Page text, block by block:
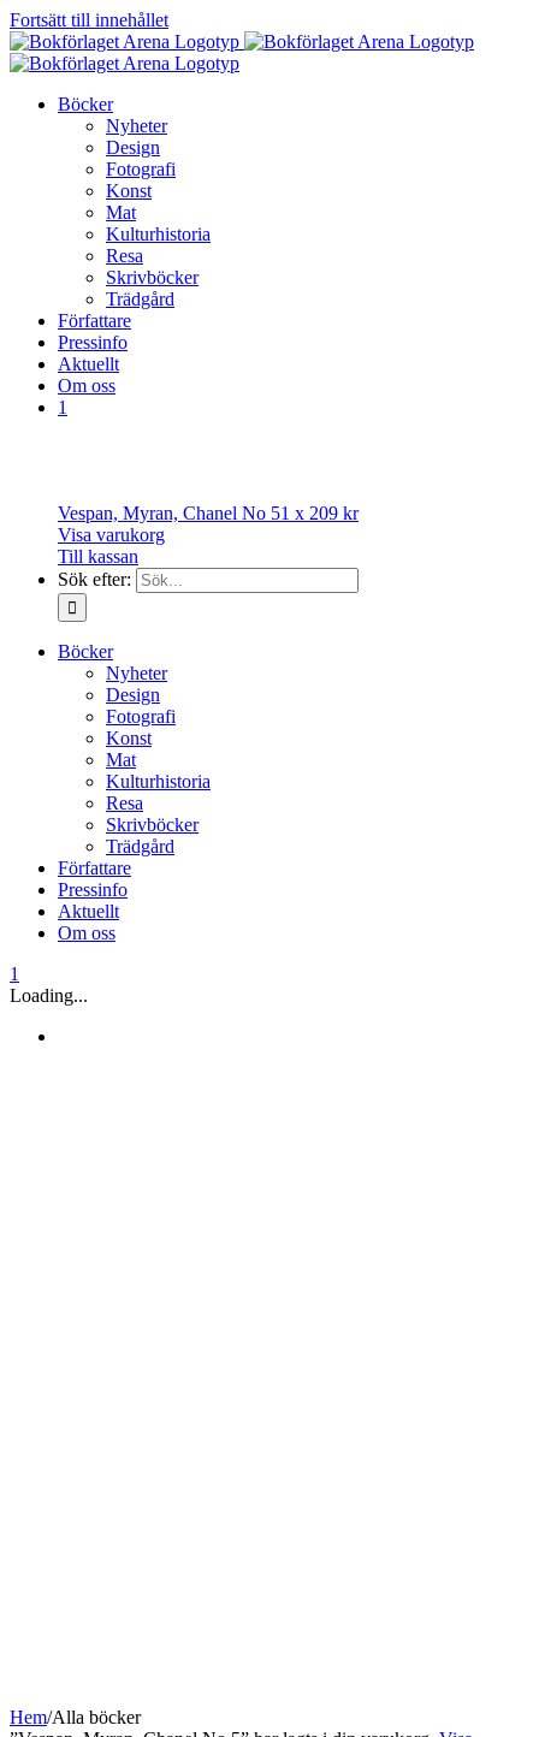
Fortsätt till innehållet
Böcker
Nyheter
Design
Fotografi
Konst
Mat
Kulturhistoria
Resa
Skrivböcker
Trädgård
Författare
Pressinfo
Aktuellt
Om oss
1
Vespan, Myran, Chanel No 51 x 209 kr
Visa varukorg
Till kassan
Sök efter:
Böcker
Nyheter
Design
Fotografi
Konst
Mat
Kulturhistoria
Resa
Skrivböcker
Trädgård
Författare
Pressinfo
Aktuellt
Om oss
1
Loading...
Hem/Alla böcker